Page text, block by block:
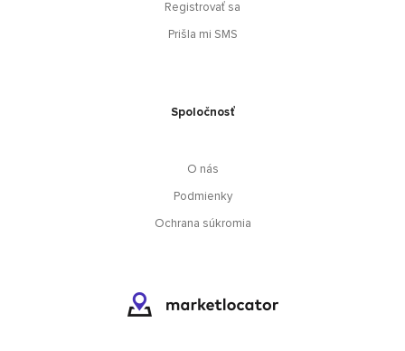
Registrovať sa
Prišla mi SMS
Spoločnosť
O nás
Podmienky
Ochrana súkromia